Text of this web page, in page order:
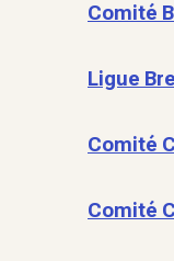
Comité
Ligue
Comité
Comité